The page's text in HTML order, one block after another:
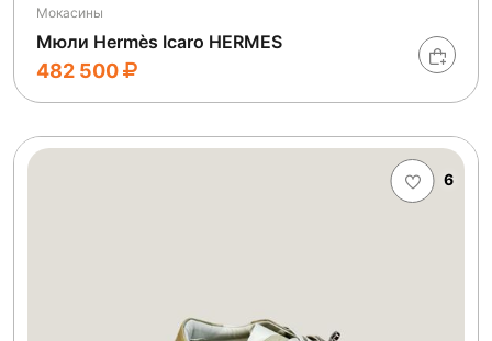
Мокасины
Мюли Hermès Icaro HERMES
482 500
6